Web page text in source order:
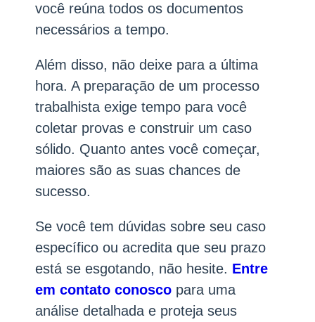
você reúna todos os documentos
necessários a tempo.
Além disso, não deixe para a última
hora. A preparação de um processo
trabalhista exige tempo para você
coletar provas e construir um caso
sólido. Quanto antes você começar,
maiores são as suas chances de
sucesso.
Se você tem dúvidas sobre seu caso
específico ou acredita que seu prazo
está se esgotando, não hesite. Entre
em contato conosco para uma
análise detalhada e proteja seus